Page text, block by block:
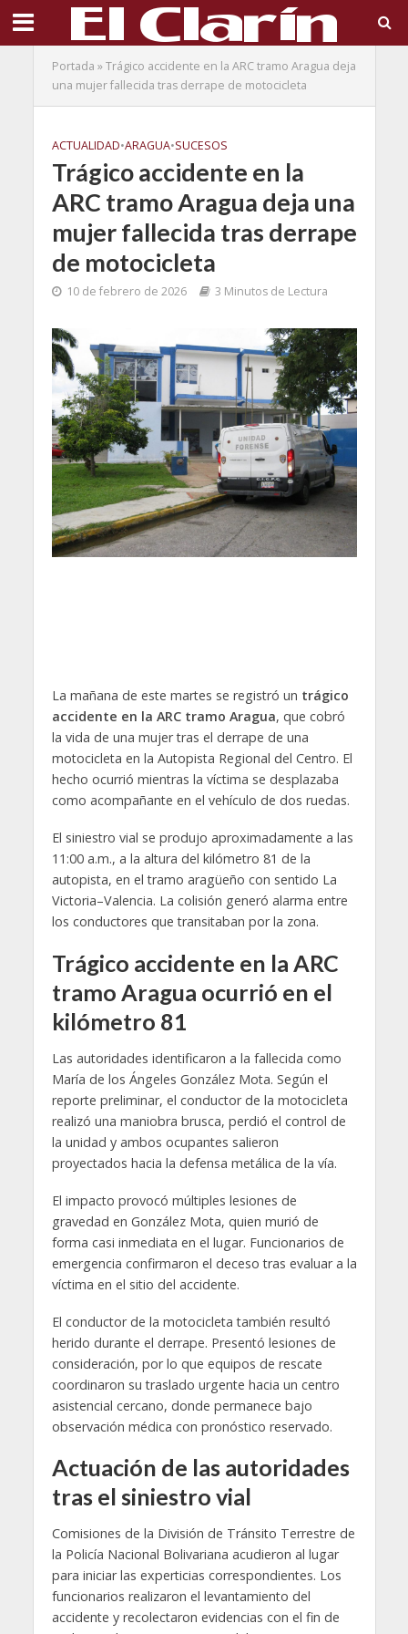
Portada »Trágico accidente en la ARC tramo Aragua deja
una mujer fallecida tras derrape de motocicleta
ACTUALIDAD•ARAGUA•SUCESOS
Trágico accidente en la
ARC tramo Aragua deja una
mujer fallecida tras derrape
de motocicleta
10 de febrero de 2026 3 Minutos de Lectura
La mañana de este martes se registró un trágico
accidente en la ARC tramo Aragua, que cobró
la vida de una mujer tras el derrape de una
motocicleta en la Autopista Regional del Centro. El
hecho ocurrió mientras la víctima se desplazaba
como acompañante en el vehículo de dos ruedas.
El siniestro vial se produjo aproximadamente a las
11:00 a.m., a la altura del kilómetro 81 de la
autopista, en el tramo aragüeño con sentido La
Victoria–Valencia. La colisión generó alarma entre
los conductores que transitaban por la zona.
Trágico accidente en la ARC
tramo Aragua ocurrió en el
kilómetro 81
Las autoridades identificaron a la fallecida como
María de los Ángeles González Mota. Según el
reporte preliminar, el conductor de la motocicleta
realizó una maniobra brusca, perdió el control de
la unidad y ambos ocupantes salieron
proyectados hacia la defensa metálica de la vía.
El impacto provocó múltiples lesiones de
gravedad en González Mota, quien murió de
forma casi inmediata en el lugar. Funcionarios de
emergencia confirmaron el deceso tras evaluar a la
víctima en el sitio del accidente.
El conductor de la motocicleta también resultó
herido durante el derrape. Presentó lesiones de
consideración, por lo que equipos de rescate
coordinaron su traslado urgente hacia un centro
asistencial cercano, donde permanece bajo
observación médica con pronóstico reservado.
Actuación de las autoridades
tras el siniestro vial
Comisiones de la División de Tránsito Terrestre de
la Policía Nacional Bolivariana acudieron al lugar
para iniciar las experticias correspondientes. Los
funcionarios realizaron el levantamiento del
accidente y recolectaron evidencias con el fin de